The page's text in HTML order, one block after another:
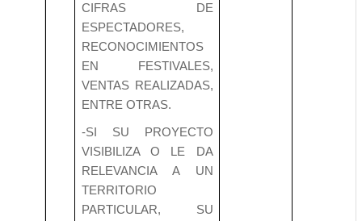
CIFRAS DE
ESPECTADORES,
RECONOCIMIENTOS
EN FESTIVALES,
VENTAS REALIZADAS,
ENTRE OTRAS.
-SI SU PROYECTO
VISIBILIZA O LE DA
RELEVANCIA A UN
TERRITORIO
PARTICULAR, SU